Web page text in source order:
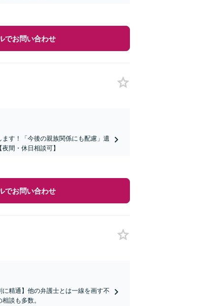
でお問い合わせ
す！「今後の親族関係にも配慮」遺
間・休日相談可】
でお問い合わせ
精通】他の弁護士とは一線を画す不
談も多数。